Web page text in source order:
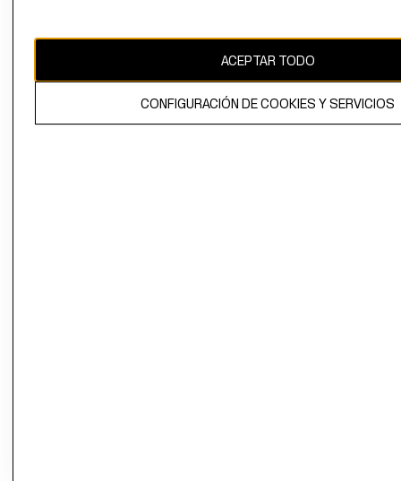
El contenido de esta página web está protegido por copyright y es
propiedad de H&M Hennes & Mauritz AB.
ACEPTAR TODO
CONFIGURACIÓN DE COOKIES Y SERVICIOS